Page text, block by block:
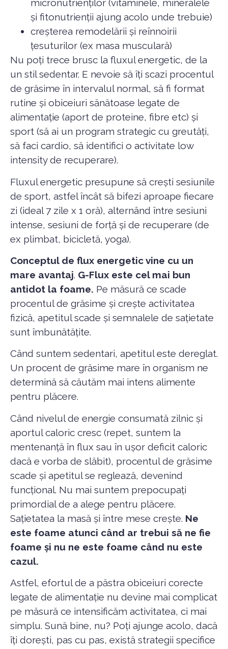
micronutrienților (vitaminele, mineralele
și fitonutrienții ajung acolo unde trebuie)
creșterea remodelării și reînnoirii
țesuturilor (ex masa musculară)
Nu poți trece brusc la fluxul energetic, de la
un stil sedentar. E nevoie să îți scazi procentul
de grăsime în intervalul normal, să fi format
rutine și obiceiuri sănătoase legate de
alimentație (aport de proteine, fibre etc) și
sport (să ai un program strategic cu greutăți,
să faci cardio, să identifici o activitate low
intensity de recuperare).
Fluxul energetic presupune să crești sesiunile
de sport, astfel încât să bifezi aproape fiecare
zi (ideal 7 zile x 1 oră), alternând între sesiuni
intense, sesiuni de forță și de recuperare (de
ex plimbat, bicicletă, yoga).
Conceptul de flux energetic vine cu un
mare avantaj. G-Flux este cel mai bun
antidot la foame. Pe măsură ce scade
procentul de grăsime și crește activitatea
fizică, apetitul scade și semnalele de sațietate
sunt îmbunătățite.
Când suntem sedentari, apetitul este dereglat.
Un procent de grăsime mare în organism ne
determină să căutăm mai intens alimente
pentru plăcere.
Când nivelul de energie consumată zilnic și
aportul caloric cresc (repet, suntem la
mentenanță în flux sau în ușor deficit caloric
dacă e vorba de slăbit), procentul de grăsime
scade și apetitul se reglează, devenind
funcțional. Nu mai suntem prepocupați
primordial de a alege pentru plăcere.
Sațietatea la masă și între mese crește. Ne
este foame atunci când ar trebui să ne fie
foame și nu ne este foame când nu este
cazul.
Astfel, efortul de a păstra obiceiuri corecte
legate de alimentație nu devine mai complicat
pe măsură ce intensificăm activitatea, ci mai
simplu. Sună bine, nu? Poți ajunge acolo, dacă
îți dorești, pas cu pas, există strategii specifice